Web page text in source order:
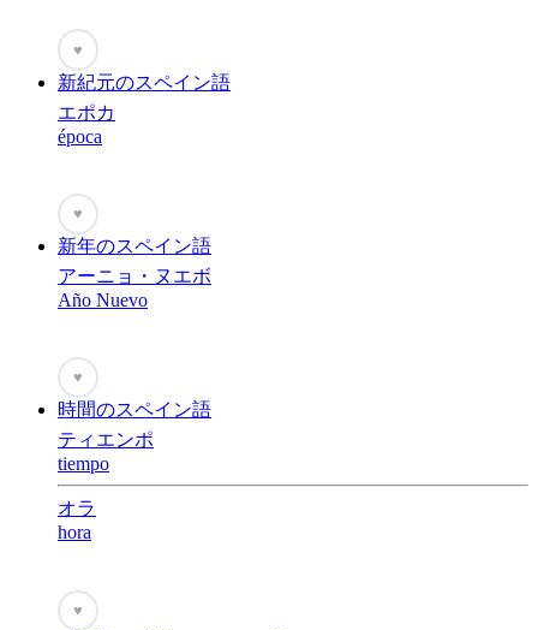
♥
新紀元のスペイン語
エポカ
época
♥
新年のスペイン語
アーニョ・ヌエボ
Año Nuevo
♥
時間のスペイン語
ティエンポ
tiempo
オラ
hora
♥